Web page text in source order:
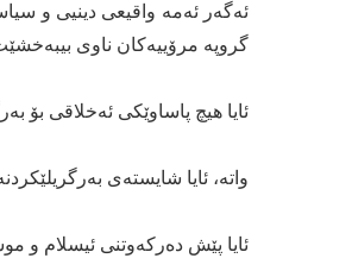
ئەگەر ئەمە واقیعی دینیی و
گروپە مرۆییەکان ناوی
ئایا ھیچ پاساوێکی ئەخلاقی بۆ
واتە، ئایا شایستەی
ئایا پێش دەرکەوتنی ئیسلام و